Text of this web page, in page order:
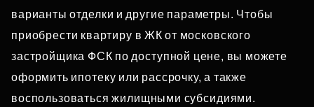
варианты отделки и другие параметры. Чтобы
приобрести квартиру в ЖК от московского
застройщика ФСК по доступной цене, вы можете
оформить ипотеку или рассрочку, а также
воспользоваться жилищными субсидиями.